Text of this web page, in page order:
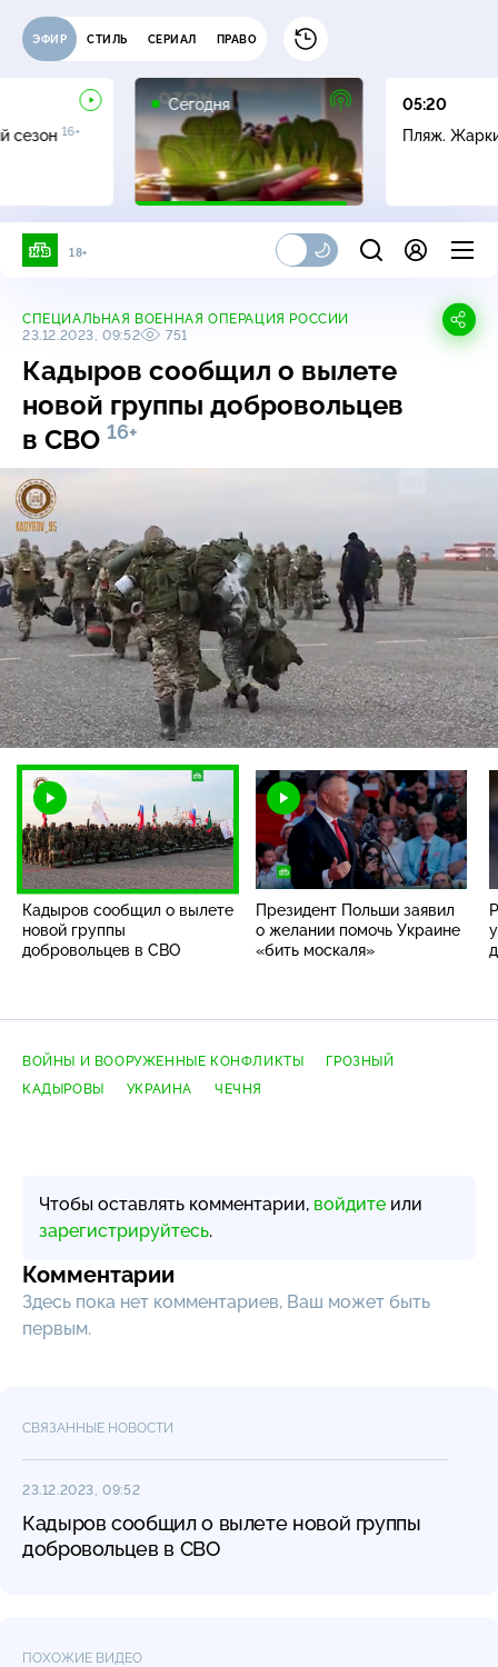
ЭФИР СТИЛЬ СЕРИАЛ ПРАВО
сезон 16+
Сегодня
05:20
Пляж.
18+
СПЕЦИАЛЬНАЯ ВОЕННАЯ ОПЕРАЦИЯ РОССИИ
23.12.2023, 09:52
751
Кадыров сообщил о вылете
новой группы добровольцев
в СВО 16+
/
Загрузка
49.38%
Кадыров сообщил о вылете
новой группы
добровольцев в СВО
Президент Польши заявил
о желании помочь Украине
«бить москаля»
ВОЙНЫ И ВООРУЖЕННЫЕ КОНФЛИКТЫ
ГРОЗНЫЙ
КАДЫРОВЫ
УКРАИНА ЧЕЧНЯ
Чтобы оставлять комментарии, войдите или
зарегистрируйтесь.
Комментарии
Здесь пока нет комментариев, Ваш может быть
первым.
СВЯЗАННЫЕ НОВОСТИ
23.12.2023, 09:52
Кадыров сообщил о вылете новой группы
добровольцев в СВО
ПОХОЖИЕ ВИДЕО